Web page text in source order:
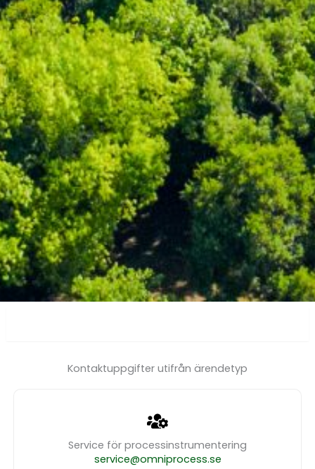
Kontaktuppgifter utifrån ärendetyp
Service för processinstrumentering
service@omniprocess.se